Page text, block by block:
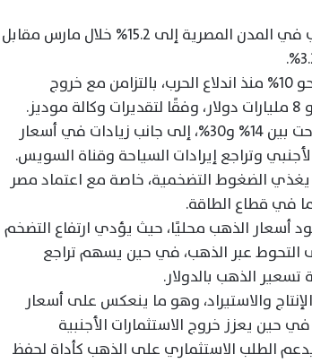
وفي السياق المحلي، ارتفع معدل التضخم السنوي في المدن المصرية إلى 15.2% خلال مارس مقابل
كما تعرض الجنيه المصري لضغوط قوية، متراجعًا بنحو 10% منذ اندلاع الحرب، بالتزامن مع خروج
كما رفعت الحكومة أسعار الوقود والغاز بنسب تراوحت بين 14% و30%، إلى جانب زيادات في أسعار
وتراجع إيرادات السياحة وقناة السويس.
الضغوط التضخمية، خاصة مع اعتماد مصر
في قطاع الطاقة.
الذهب محليًا، حيث يؤدي ارتفاع التضخم
التحوط عبر الذهب، في حين يسهم تراجع
الذهب بالدولار.
والاستيراد، وهو ما ينعكس على أسعار
حين يعزز خروج الاستثمارات الأجنبية
الطلب الاستثماري على الذهب كأداة لحفظ